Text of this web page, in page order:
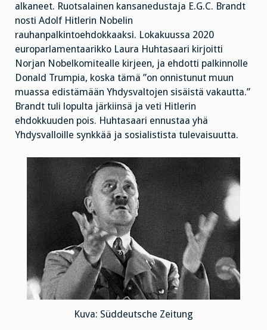
alkaneet. Ruotsalainen kansanedustaja E.G.C. Brandt
nosti Adolf Hitlerin Nobelin
rauhanpalkintoehdokkaaksi. Lokakuussa 2020
europarlamentaarikko Laura Huhtasaari kirjoitti
Norjan Nobelkomitealle kirjeen, ja ehdotti palkinnolle
Donald Trumpia, koska tämä ”on onnistunut muun
muassa edistämään Yhdysvaltojen sisäistä vakautta.”
Brandt tuli lopulta järkiinsä ja veti Hitlerin
ehdokkuuden pois. Huhtasaari ennustaa yhä
Yhdysvalloille synkkää ja sosialistista tulevaisuutta.
Kuva: Süddeutsche Zeitung